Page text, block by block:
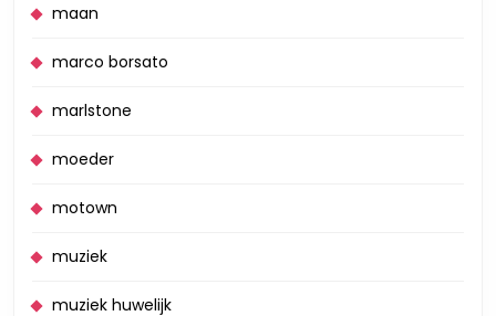
maan
marco borsato
marlstone
moeder
motown
muziek
muziek huwelijk